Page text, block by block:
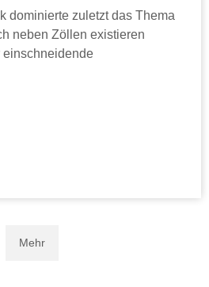
dominierte zuletzt das Thema
neben Zöllen existieren
einschneidende
Mehr